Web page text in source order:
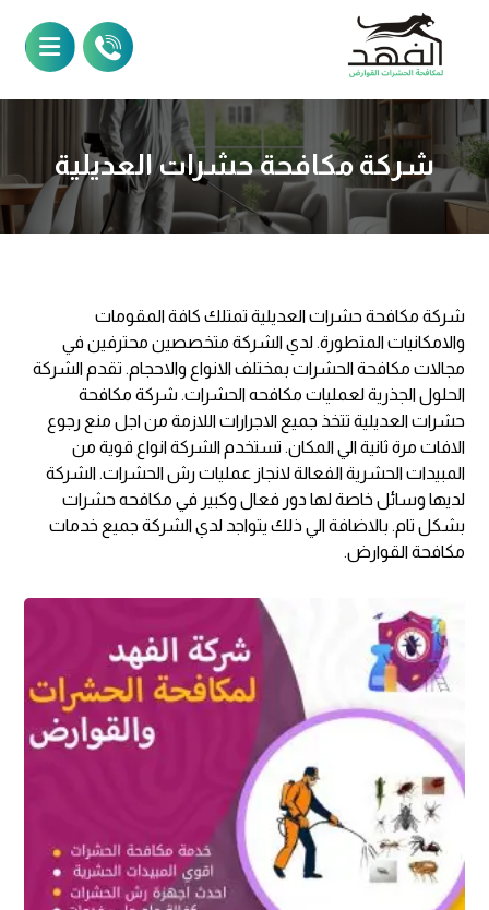
شركة مكافحة حشرات العديلية
شركة مكافحة حشرات العديلية تمتلك كافة المقومات
والامكانيات المتطورة. لدي الشركة متخصصين محترفين في
مجالات مكافحة الحشرات بمختلف الانواع والاحجام. تقدم الشركة
الحلول الجذرية لعمليات مكافحه الحشرات. شركة مكافحة
حشرات العديلية تتخذ جميع الاجرارات اللازمة من اجل منع رجوع
الافات مرة ثانية الي المكان. تستخدم الشركة انواع قوية من
المبيدات الحشرية الفعالة لانجاز عمليات رش الحشرات. الشركة
لديها وسائل خاصة لها دور فعال وكبير في مكافحه حشرات
بشكل تام. بالاضافة الي ذلك يتواجد لدي الشركة جميع خدمات
مكافحة القوارض.